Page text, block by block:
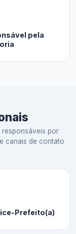
pela
por
canais de contato
Prefeito(a)